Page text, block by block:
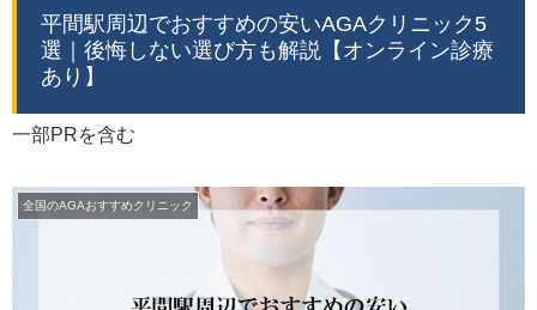
平間駅周辺でおすすめの安いAGAクリニック5
選｜後悔しない選び方も解説【オンライン診療
あり】
一部PRを含む
全国のAGAおすすめクリニック